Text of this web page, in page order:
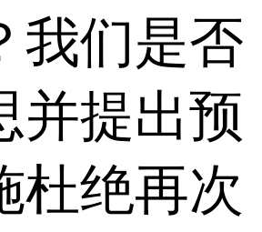
我们是否
并提出预
杜绝再次